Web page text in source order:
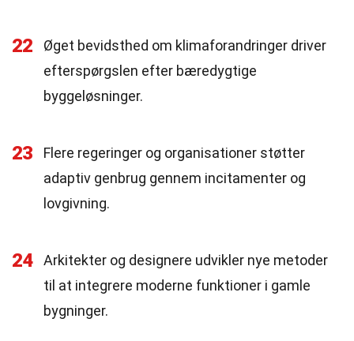
22
Øget bevidsthed om klimaforandringer driver
efterspørgslen efter bæredygtige
byggeløsninger.
23
Flere regeringer og organisationer støtter
adaptiv genbrug gennem incitamenter og
lovgivning.
24
Arkitekter og designere udvikler nye metoder
til at integrere moderne funktioner i gamle
bygninger.